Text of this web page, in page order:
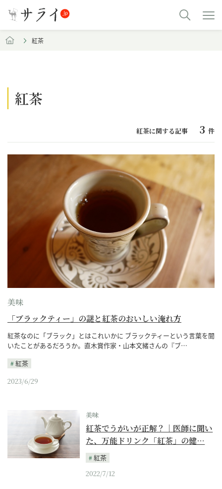
紅茶
紅茶
紅茶に関する記事 3 件
美味
「ブラックティー」の謎と紅茶のおいしい淹れ方
紅茶なのに「ブラック」とはこれいかに ブラックティーという言葉を聞
いたことがあるだろうか。直木賞作家・山本文緒さんの『ブ…
紅茶
2023/6/29
美味
紅茶でうがいが正解？｜医師に聞い
た、万能ドリンク「紅茶」の健…
紅茶
2022/7/12